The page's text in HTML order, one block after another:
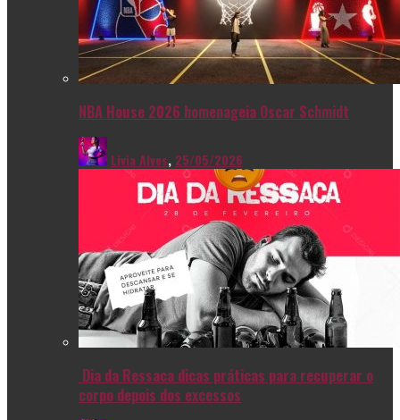
NBA House 2026 homenageia Oscar Schmidt
Livia Alves, 25/05/2026
Dia da Ressaca dicas práticas para recuperar o
corpo depois dos excessos